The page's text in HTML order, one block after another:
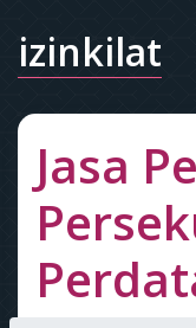
izinkilat
Jasa